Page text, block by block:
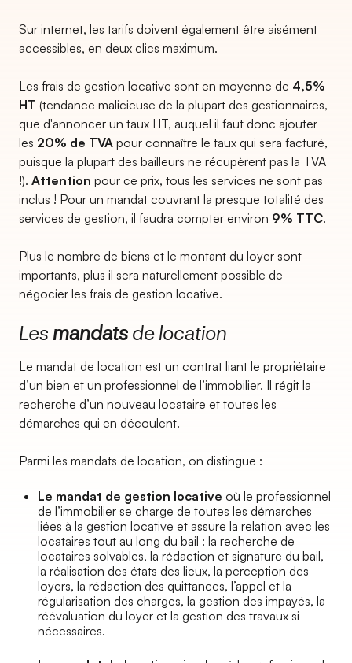
Sur internet, les tarifs doivent également être aisément
accessibles, en deux clics maximum.
Les frais de gestion locative sont en moyenne de 4,5%
HT (tendance malicieuse de la plupart des gestionnaires,
que d'annoncer un taux HT, auquel il faut donc ajouter
les 20% de TVA pour connaître le taux qui sera facturé,
puisque la plupart des bailleurs ne récupèrent pas la TVA
!). Attention pour ce prix, tous les services ne sont pas
inclus ! Pour un mandat couvrant la presque totalité des
services de gestion, il faudra compter environ 9% TTC.
Plus le nombre de biens et le montant du loyer sont
importants, plus il sera naturellement possible de
négocier les frais de gestion locative.
Les mandats de location
Le mandat de location est un contrat liant le propriétaire
d’un bien et un professionnel de l’immobilier. Il régit la
recherche d’un nouveau locataire et toutes les
démarches qui en découlent.
Parmi les mandats de location, on distingue :
Le mandat de gestion locative où le professionnel
de l’immobilier se charge de toutes les démarches
liées à la gestion locative et assure la relation avec les
locataires tout au long du bail : la recherche de
locataires solvables, la rédaction et signature du bail,
la réalisation des états des lieux, la perception des
loyers, la rédaction des quittances, l’appel et la
régularisation des charges, la gestion des impayés, la
réévaluation du loyer et la gestion des travaux si
nécessaires.